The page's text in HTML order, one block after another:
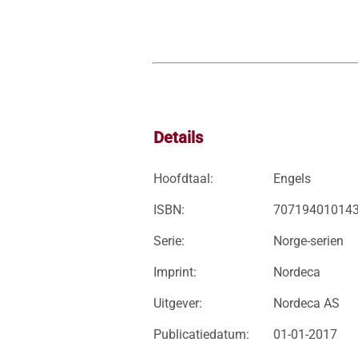
Details
Hoofdtaal: Engels
ISBN:
Serie: Norge-serien
Imprint: Nordeca
Uitgever: Nordeca AS
Publicatiedatum: 01-01-2017